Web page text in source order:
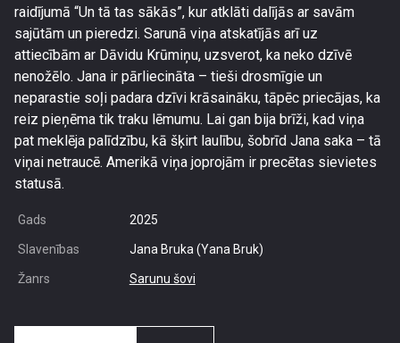
raidījumā “Un tā tas sākās”, kur atklāti dalījās ar savām
sajūtām un pieredzi. Sarunā viņa atskatījās arī uz
attiecībām ar Dāvidu Krūmiņu, uzsverot, ka neko dzīvē
nenožēlo. Jana ir pārliecināta – tieši drosmīgie un
neparastie soļi padara dzīvi krāsaināku, tāpēc priecājas, ka
reiz pieņēma tik traku lēmumu. Lai gan bija brīži, kad viņa
pat meklēja palīdzību, kā šķirt laulību, šobrīd Jana saka – tā
viņai netraucē. Amerikā viņa joprojām ir precētas sievietes
statusā.
Gads 2025
Slavenības Jana Bruka (Yana Bruk)
Žanrs Sarunu šovi